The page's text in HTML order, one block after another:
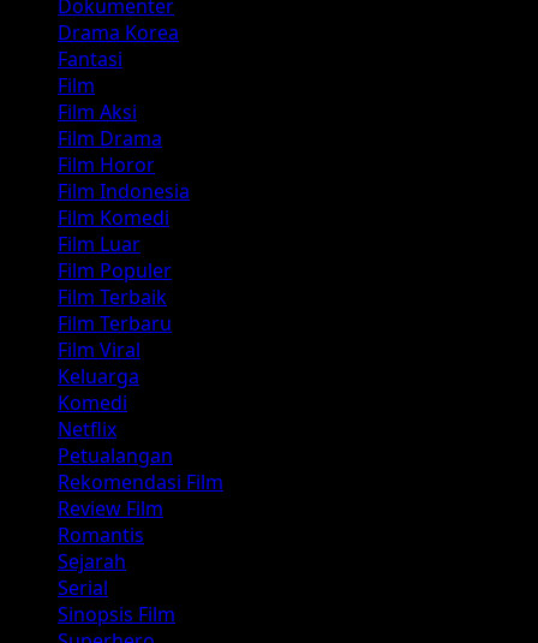
Dokumenter
Drama Korea
Fantasi
Film
Film Aksi
Film Drama
Film Horor
Film Indonesia
Film Komedi
Film Luar
Film Populer
Film Terbaik
Film Terbaru
Film Viral
Keluarga
Komedi
Netflix
Petualangan
Rekomendasi Film
Review Film
Romantis
Sejarah
Serial
Sinopsis Film